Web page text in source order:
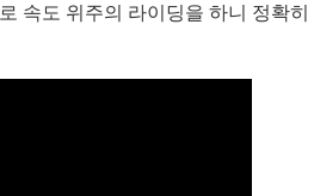
속도 위주의 라이딩을 하니 정확